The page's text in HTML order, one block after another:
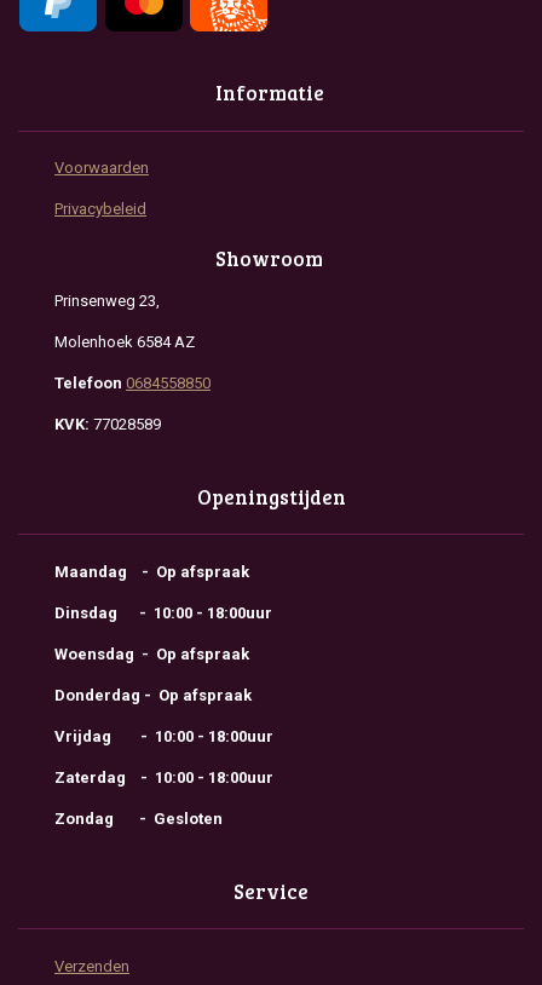
Informatie
Voorwaarden
Privacybeleid
Showroom
Prinsenweg 23,
Molenhoek 6584 AZ
Telefoon 0684558850
KVK: 77028589
Openingstijden
Maandag - Op afspraak
Dinsdag - 10:00 - 18:00uur
Woensdag - Op afspraak
Donderdag - Op afspraak
Vrijdag - 10:00 - 18:00uur
Zaterdag - 10:00 - 18:00uur
Zondag - Gesloten
Service
Verzenden